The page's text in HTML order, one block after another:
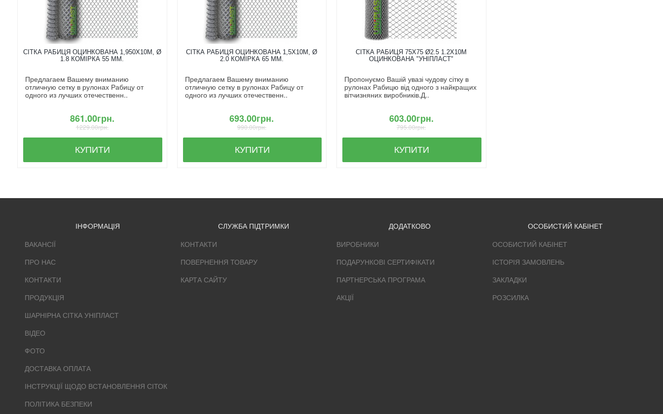
СІТКА РАБИЦЯ ОЦИНКОВАНА 1,950X10М, Ø
1.8 КОМІРКА 55 ММ.
Предлагаем Вашему вниманию
отличную сетку в рулонах Рабицу от
одного из лучших отечественн..
861.00грн.
1229.00грн.
КУПИТИ
СІТКА РАБИЦЯ ОЦИНКОВАНА 1,5X10М, Ø
2.0 КОМІРКА 65 ММ.
Предлагаем Вашему вниманию
отличную сетку в рулонах Рабицу от
одного из лучших отечественн..
693.00грн.
990.00грн.
КУПИТИ
СІТКА РАБИЦЯ 75Х75 Ø2.5 1.2Х10М
ОЦИНКОВАНА "УНІПЛАСТ"
Пропонуємо Вашій увазі чудову сітку в
рулонах Рабицю від одного з найкращих
вітчизняних виробників.Д..
603.00грн.
795.00грн.
КУПИТИ
ІНФОРМАЦІЯ
ВАКАНСІЇ
ПРО НАС
КОНТАКТИ
ПРОДУКЦІЯ
ШАРНІРНА СІТКА УНІПЛАСТ
ВІДЕО
ФОТО
ДОСТАВКА ОПЛАТА
ІНСТРУКЦІЇ ЩОДО ВСТАНОВЛЕННЯ СІТОК
ПОЛІТИКА БЕЗПЕКИ
СЛУЖБА ПІДТРИМКИ
КОНТАКТИ
ПОВЕРНЕННЯ ТОВАРУ
КАРТА САЙТУ
ДОДАТКОВО
ВИРОБНИКИ
ПОДАРУНКОВІ СЕРТИФІКАТИ
ПАРТНЕРСЬКА ПРОГРАМА
АКЦІЇ
ОСОБИСТИЙ КАБІНЕТ
ОСОБИСТИЙ КАБІНЕТ
ІСТОРІЯ ЗАМОВЛЕНЬ
ЗАКЛАДКИ
РОЗСИЛКА